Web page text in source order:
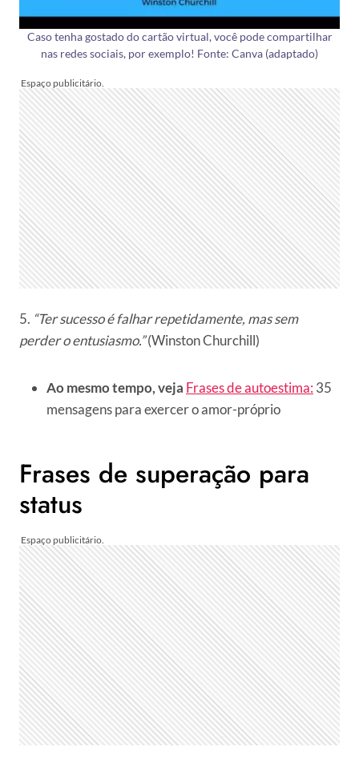
Caso tenha gostado do cartão virtual, você pode compartilhar
nas redes sociais, por exemplo! Fonte: Canva (adaptado)
5. “Ter sucesso é falhar repetidamente, mas sem
perder o entusiasmo.”(Winston Churchill)
Ao mesmo tempo, veja Frases de autoestima: 35
mensagens para exercer o amor-próprio
Frases de superação para
status